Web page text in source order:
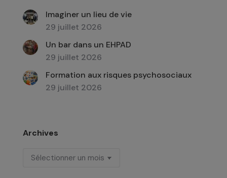
Imaginer un lieu de vie
29 juillet 2026
Un bar dans un EHPAD
29 juillet 2026
Formation aux risques psychosociaux
29 juillet 2026
Archives
Archives